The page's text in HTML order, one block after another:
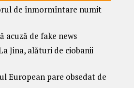
de înmormîntare numit
acuză de fake news
Jina, alături de ciobanii
European pare obsedat de